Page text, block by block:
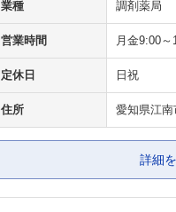
業種 調剤薬局
営業時間 月金9:00
定休日 日祝
住所 愛知県江
詳細